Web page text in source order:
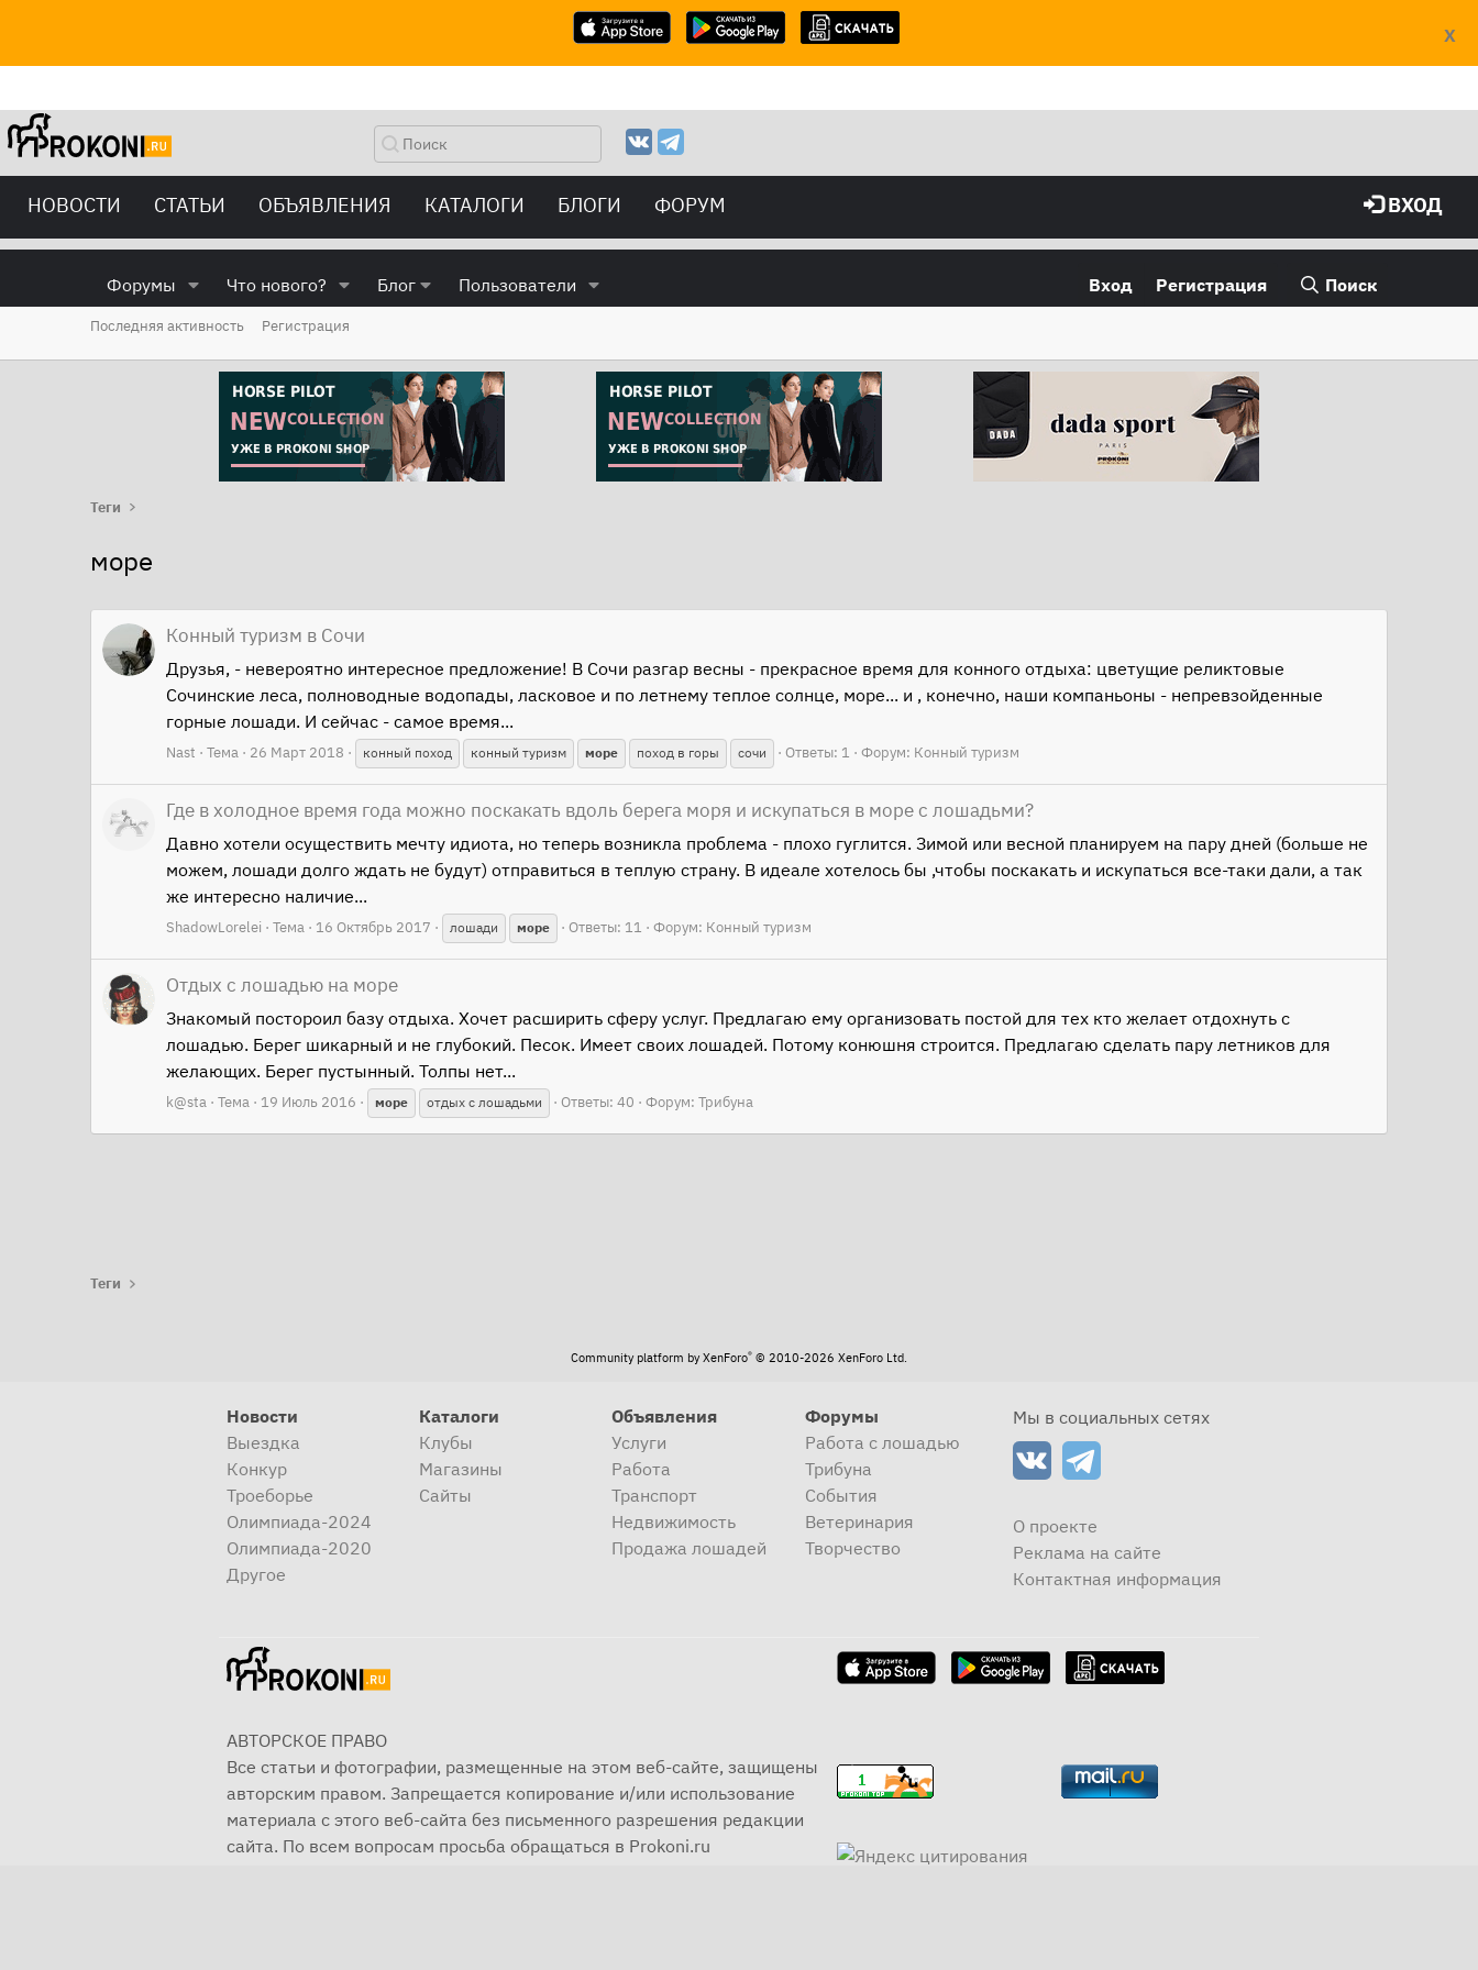
X
НОВОСТИ СТАТЬИ ОБЪЯВЛЕНИЯ КАТАЛОГИ БЛОГИ ФОРУМ ВХОД
Форумы Что нового? Блог Пользователи Вход Регистрация Поиск
Последняя активность Регистрация
Теги
море
Конный туризм в Сочи
Друзья, - невероятно интересное предложение! В Сочи разгар весны - прекрасное время для конного отдыха: цветущие реликтовые
Сочинские леса, полноводные водопады, ласковое и по летнему теплое солнце, море... и , конечно, наши компаньоны - непревзойденные
горные лошади. И cейчас - самое время...
Nast Тема 26 Март 2018 конный поход конный туризм море поход в горы сочи Ответы: 1 Форум: Конный туризм
Где в холодное время года можно поскакать вдоль берега моря и искупаться в море с лошадьми?
Давно хотели осуществить мечту идиота, но теперь возникла проблема - плохо гуглится. Зимой или весной планируем на пару дней (больше не
можем, лошади долго ждать не будут) отправиться в теплую страну. В идеале хотелось бы ,чтобы поскакать и искупаться все-таки дали, а так
же интересно наличие...
ShadowLorelei Тема 16 Октябрь 2017 лошади море Ответы: 11 Форум: Конный туризм
Отдых с лошадью на море
Знакомый постороил базу отдыха. Хочет расширить сферу услуг. Предлагаю ему организовать постой для тех кто желает отдохнуть с
лошадью. Берег шикарный и не глубокий. Песок. Имеет своих лошадей. Потому конюшня строится. Предлагаю сделать пару летников для
желающих. Берег пустынный. Толпы нет...
k@sta Тема 19 Июль 2016 море отдых с лошадьми Ответы: 40 Форум: Трибуна
Теги
Community platform by XenForo® © 2010-2026 XenForo Ltd.
Новости
Выездка
Конкур
Троеборье
Олимпиада-2024
Олимпиада-2020
Другое
Каталоги
Клубы
Магазины
Сайты
Объявления
Услуги
Работа
Транспорт
Недвижимость
Продажа лошадей
Форумы
Работа с лошадью
Трибуна
События
Ветеринария
Творчество
Мы в социальных сетях
О проекте
Реклама на сайте
Контактная информация
АВТОРСКОЕ ПРАВО
Все статьи и фотографии, размещенные на этом веб-сайте, защищены
авторским правом. Запрещается копирование и/или использование
материала с этого веб-сайта без письменного разрешения редакции
сайта. По всем вопросам просьба обращаться в Prokoni.ru